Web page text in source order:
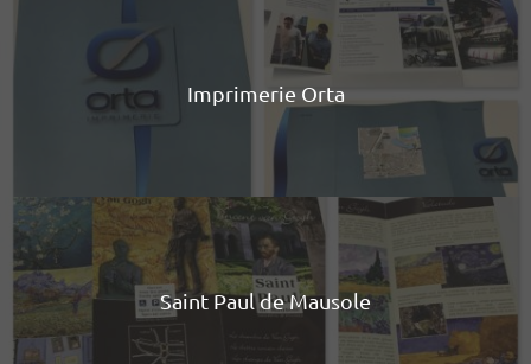
Imprimerie Orta
Saint Paul de Mausole